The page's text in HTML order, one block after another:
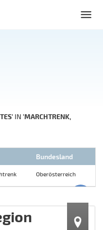
IN 'MARCHTRENK,
Bundesland
Oberösterreich